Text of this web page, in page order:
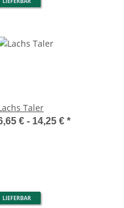
Taler
€ - 14,25 € *
LIEFERBAR